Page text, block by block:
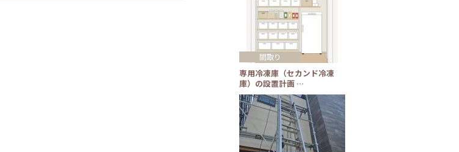
専用冷凍庫（セカンド冷凍
庫）の設置計画 …
間取り